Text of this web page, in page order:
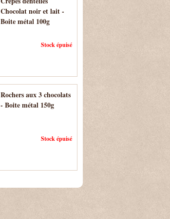
Chocolat noir et lait -
Boite métal 100g
Stock épuisé
Rochers aux 3 chocolats
- Boite métal 150g
Stock épuisé